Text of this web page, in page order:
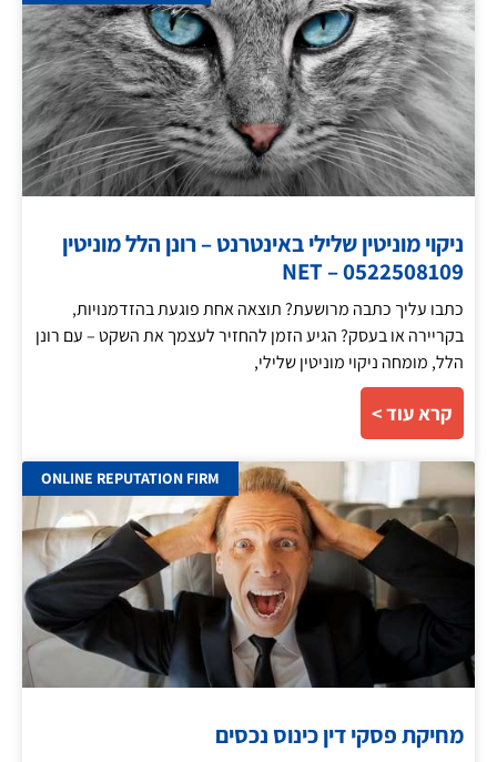
ניקוי מוניטין שלילי באינטרנט – רונן הלל מוניטין
NET – 0522508109
כתבו עליך כתבה מרושעת? תוצאה אחת פוגעת בהזדמנויות,
בקריירה או בעסק? הגיע הזמן להחזיר לעצמך את השקט – עם רונן
הלל, מומחה ניקוי מוניטין שלילי,
קרא עוד >
ONLINE REPUTATION FIRM
מחיקת פסקי דין כינוס נכסים